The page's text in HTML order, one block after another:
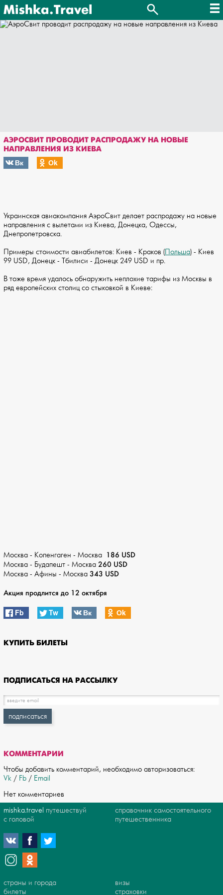
Mishka.Travel
АЭРОСВИТ ПРОВОДИТ РАСПРОДАЖУ НА НОВЫЕ
НАПРАВЛЕНИЯ ИЗ КИЕВА
Вк
Оk
Украинская авиакомпания АэроСвит делает распродажу на новые
направления с вылетами из Киева, Донецка, Одессы,
Днепропетровска.
Примеры стоимости авиабилетов: Киев - Краков (Польша) - Киев
99 USD, Донецк - Тбилиси - Донецк 249 USD и пр.
В тоже время удалось обнаружить неплохие тарифы из Москвы в
ряд европейских столиц со стыковкой в Киеве:
Москва - Копенгаген - Москва 186 USD
Москва - Будапешт - Москва 260 USD
Москва - Афины - Москва 343 USD
Акция продлится до 12 октября
Fb
Tw Вк Оk
КУПИТЬ БИЛЕТЫ
ПОДПИСАТЬСЯ НА РАССЫЛКУ
КОММЕНТАРИИ
Чтобы добавить комментарий, необходимо авторизоваться:
Vk / Fb / Email
Нет комментариев
mishka.travel путешествуй
с головой
справочник самостоятельного
путешественника
страны и города
билеты
визы
страховки